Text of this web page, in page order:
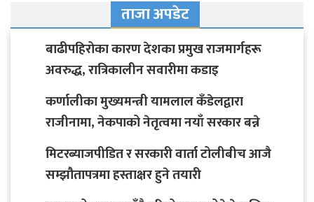
ताजा अपडेट
बाढीपहिरोका कारण देशका प्रमुख राजमार्गहरू
अवरुद्ध, रात्रिकालीन सवारीमा कडाइ
कर्णालीका मुख्यमन्त्री यामलाल कँडेलद्वारा
राजीनामा, नेकपाको नेतृत्वमा नयाँ सरकार बन्ने
मिटरब्याजपीडित र सरकारी वार्ता टोलीबीच आजै
सम्झौतापत्रमा हस्ताक्षर हुने तयारी